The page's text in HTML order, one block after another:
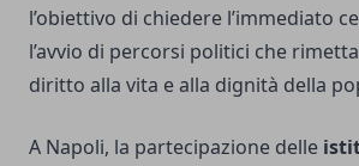
l’obiettivo di chiedere l’immediato
l’avvio di percorsi politici che
diritto alla vita e alla dignità della
A Napoli, la partecipazione delle